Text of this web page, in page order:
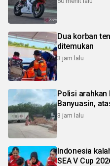
Dua korban
ditemukan
3 jam lalu
Polisi arahkan
Banyuasin,
3 jam lalu
Indonesia
SEA V Cup